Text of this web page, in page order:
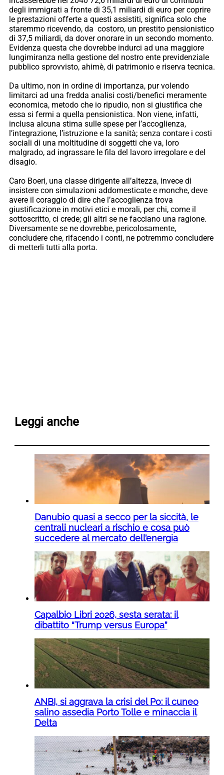
degli immigrati a fronte di 35,1 miliardi di euro per coprire
le prestazioni offerte a questi assistiti, significa solo che
staremmo ricevendo, da costoro, un prestito pensionistico
di 37,5 miliardi, da dover onorare in un secondo momento.
Evidenza questa che dovrebbe indurci ad una maggiore
lungimiranza nella gestione del nostro ente previdenziale
pubblico sprovvisto, ahimè, di patrimonio e riserva tecnica.
Da ultimo, non in ordine di importanza, pur volendo
limitarci ad una fredda analisi costi/benefici meramente
economica, metodo che io ripudio, non si giustifica che
essa si fermi a quella pensionistica. Non viene, infatti,
inclusa alcuna stima sulle spese per l’accoglienza,
l’integrazione, l’istruzione e la sanità; senza contare i costi
sociali di una moltitudine di soggetti che va, loro
malgrado, ad ingrassare le fila del lavoro irregolare e del
disagio.
Caro Boeri, una classe dirigente all’altezza, invece di
insistere con simulazioni addomesticate e monche, deve
avere il coraggio di dire che l’accoglienza trova
giustificazione in motivi etici e morali, per chi, come il
sottoscritto, ci crede; gli altri se ne facciano una ragione.
Diversamente se ne dovrebbe, pericolosamente,
concludere che, rifacendo i conti, ne potremmo concludere
di metterli tutti alla porta.
Leggi anche
Danubio quasi a secco per la siccità, le
centrali nucleari a rischio e cosa può
succedere al mercato dell’energia
Capalbio Libri 2026, sesta serata: il
dibattito “Trump versus Europa”
ANBI, si aggrava la crisi del Po: il cuneo
salino assedia Porto Tolle e minaccia il
Delta